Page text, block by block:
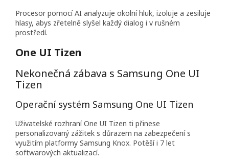
Procesor pomocí AI analyzuje okolní hluk, izoluje a zesiluje
hlasy, abys zřetelně slyšel každý dialog i v rušném
prostředí.
One UI Tizen
Nekonečná zábava s Samsung One UI
Tizen
Operační systém Samsung One UI Tizen
Uživatelské rozhraní One UI Tizen ti přinese
personalizovaný zážitek s důrazem na zabezpečení s
využitím platformy Samsung Knox. Potěší i 7 let
softwarových aktualizací.